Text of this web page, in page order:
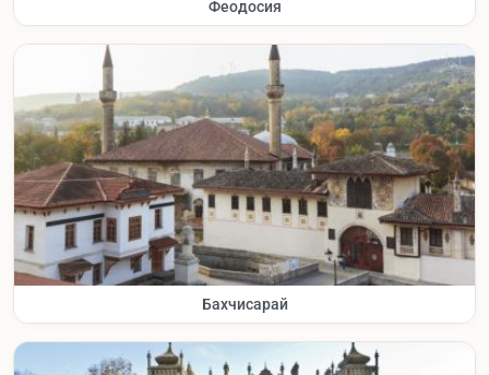
Феодосия
Бахчисарай